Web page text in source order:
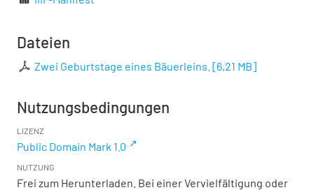
Dateien
Zwei Geburtstage eines Bäuerleins. [6,21 MB]
Nutzungsbedingungen
LIZENZ
Public Domain Mark 1.0
NUTZUNG
Frei zum Herunterladen. Bei einer Vervielfältigung oder